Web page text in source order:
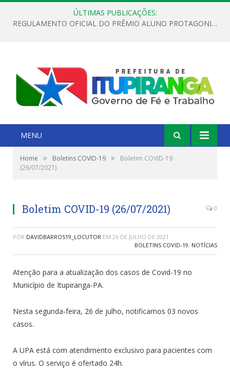
ÚLTIMAS PUBLICAÇÕES:
REGULAMENTO OFICIAL DO PRÊMIO ALUNO PROTAGONISTA – EDIÇÃO 2026
MENU
Home » Boletins COVID-19 »
Boletim COVID-19
(26/07/2021)
Boletim COVID-19 (26/07/2021) 0
POR DAVIDBARROS19_LOCUTOR EM 26 DE JULHO DE 2021
BOLETINS COVID-19, NOTÍCIAS
Atenção para a atualização dos casos de Covid-19 no
Município de Itupiranga-PA.
Nesta segunda-feira, 26 de julho, notificamos 03 novos
casos.
A UPA está com atendimento exclusivo para pacientes com
o vírus. O serviço é ofertado 24h.